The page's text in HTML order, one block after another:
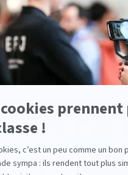
À la place d’un
leur propre média :
lire la suite